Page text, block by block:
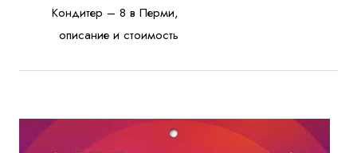
Кондитер – 8 в Перми,
описание и стоимость